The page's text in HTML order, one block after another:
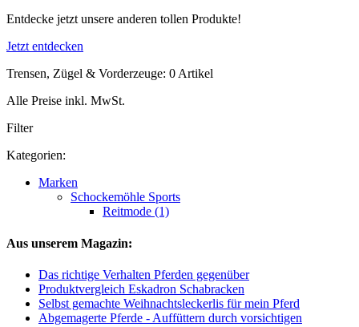
Entdecke jetzt unsere anderen tollen Produkte!
Jetzt entdecken
Trensen, Zügel & Vorderzeuge: 0 Artikel
Alle Preise inkl. MwSt.
Filter
Kategorien:
Marken
Schockemöhle Sports
Reitmode (1)
Aus unserem Magazin:
Das richtige Verhalten Pferden gegenüber
Produktvergleich Eskadron Schabracken
Selbst gemachte Weihnachtsleckerlis für mein Pferd
Abgemagerte Pferde - Auffüttern durch vorsichtigen